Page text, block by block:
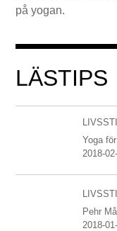
på yogan.
LÄSTIPS
LIVSSTIL
Yoga
2018-
LIVSSTIL
Pehr
2018-